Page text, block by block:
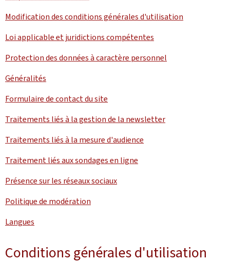
Modification des conditions générales d'utilisation
Loi applicable et juridictions compétentes
Protection des données à caractère personnel
Généralités
Formulaire de contact du site
Traitements liés à la gestion de la newsletter
Traitements liés à la mesure d'audience
Traitement liés aux sondages en ligne
Présence sur les réseaux sociaux
Politique de modération
Langues
Conditions générales d'utilisation